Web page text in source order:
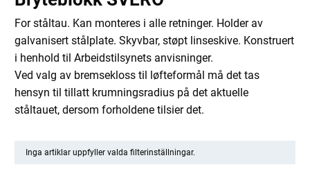
For ståltau. Kan monteres i alle retninger. Holder av
galvanisert stålplate. Skyvbar, støpt linseskive. Konstruert
i henhold til Arbeidstilsynets anvisninger.
Ved valg av bremsekloss til løfteformål må det tas
hensyn til tillatt krumningsradius på det aktuelle
ståltauet, dersom forholdene tilsier det.
Inga artiklar uppfyller valda filterinställningar.